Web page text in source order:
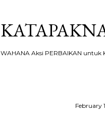
WAHANA Aksi PERBAIKAN untuk
February